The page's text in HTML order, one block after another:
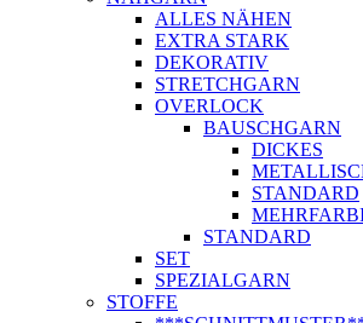
ALLES NÄHEN
EXTRA STARK
DEKORATIV
STRETCHGARN
OVERLOCK
BAUSCHGARN
DICKES
STANDARD
STANDARD
SET
SPEZIALGARN
STOFFE